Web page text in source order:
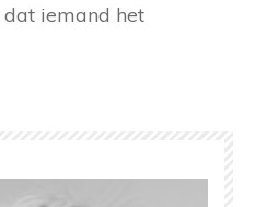
iemand het